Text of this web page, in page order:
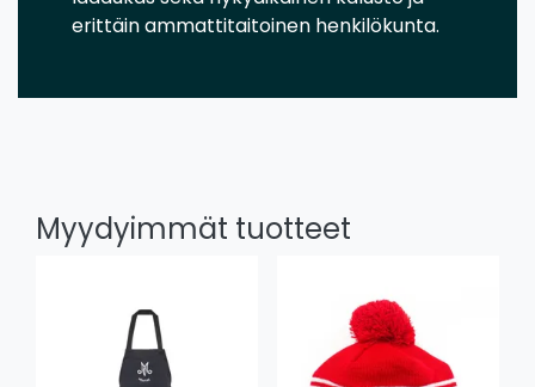
erittäin ammattitaitoinen henkilökunta.
Myydyimmät tuotteet